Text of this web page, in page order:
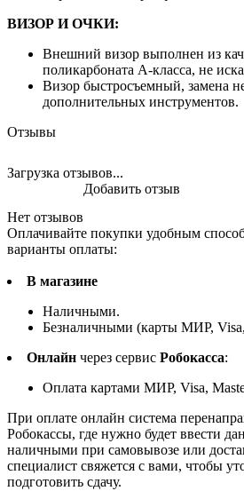
ВИЗОР И ОЧКИ:
Внешний визор выполнен из
поликарбоната А-класса, не
Визор быстросъемный, замена
дополнительных инструментов.
Отзывы
Загрузка отзывов...
Нет отзывов
Добавить отзыв
Оплачивайте покупки удобным
варианты оплаты:
В магазине
Наличными.
Безналичными (карты МИР,
Онлайн через сервис Робокасса:
Оплата картами МИР, Visa,
При оплате онлайн система
Робокассы, где нужно будет ввести
наличными при самовывозе или
специалист свяжется с вами, чтобы
подготовить сдачу.